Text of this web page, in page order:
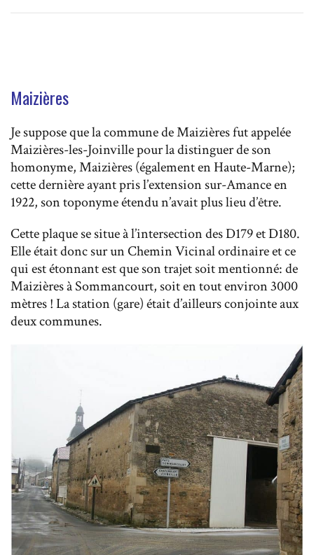
Maizières
Je suppose que la commune de Maizières fut appelée
Maizières-les-Joinville pour la distinguer de son
homonyme, Maizières (également en Haute-Marne);
cette dernière ayant pris l’extension sur-Amance en
1922, son toponyme étendu n’avait plus lieu d’être.
Cette plaque se situe à l’intersection des D179 et D180.
Elle était donc sur un Chemin Vicinal ordinaire et ce
qui est étonnant est que son trajet soit mentionné: de
Maizières à Sommancourt, soit en tout environ 3000
mètres ! La station (gare) était d’ailleurs conjointe aux
deux communes.